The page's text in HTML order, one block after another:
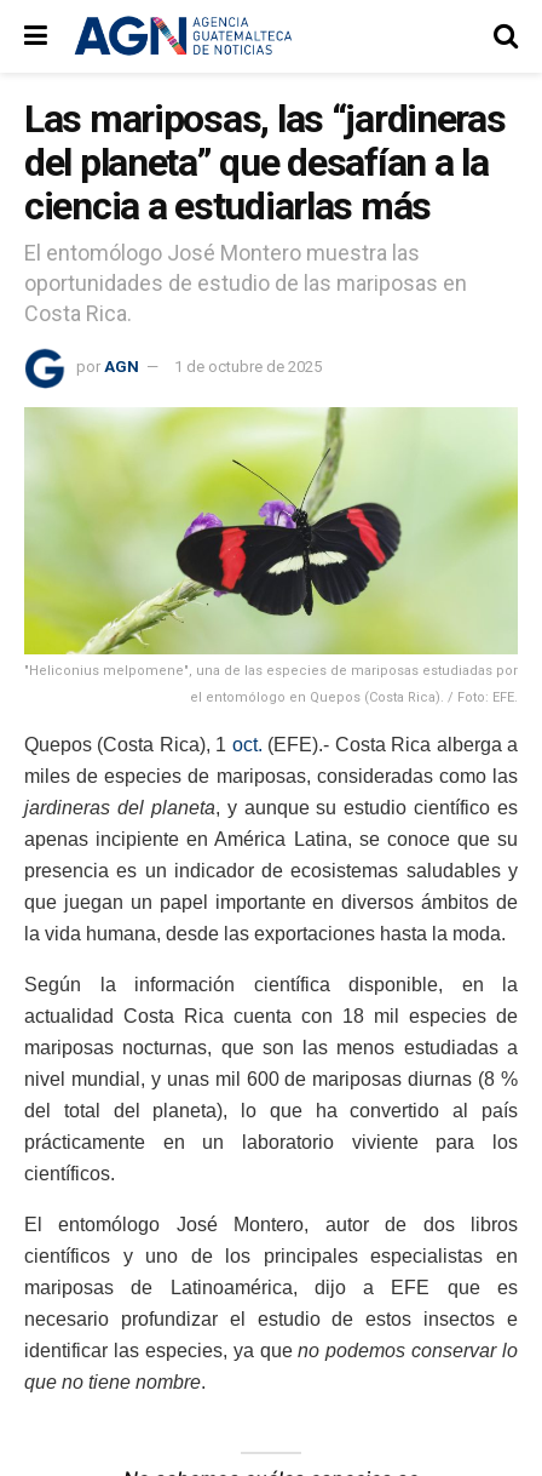
Las mariposas, las “jardineras
del planeta” que desafían a la
ciencia a estudiarlas más
El entomólogo José Montero muestra las
oportunidades de estudio de las mariposas en
Costa Rica.
por AGN 1 de octubre de 2025
"Heliconius melpomene", una de las especies de mariposas estudiadas por
el entomólogo en Quepos (Costa Rica). / Foto: EFE.
Quepos (Costa Rica), 1 oct. (EFE).- Costa Rica alberga a
miles de especies de mariposas, consideradas como las
jardineras del planeta, y aunque su estudio científico es
apenas incipiente en América Latina, se conoce que su
presencia es un indicador de ecosistemas saludables y
que juegan un papel importante en diversos ámbitos de
la vida humana, desde las exportaciones hasta la moda.
Según la información científica disponible, en la
actualidad Costa Rica cuenta con 18 mil especies de
mariposas nocturnas, que son las menos estudiadas a
nivel mundial, y unas mil 600 de mariposas diurnas (8 %
del total del planeta), lo que ha convertido al país
prácticamente en un laboratorio viviente para los
científicos.
El entomólogo José Montero, autor de dos libros
científicos y uno de los principales especialistas en
mariposas de Latinoamérica, dijo a EFE que es
necesario profundizar el estudio de estos insectos e
identificar las especies, ya queno podemos conservar lo
que no tiene nombre.